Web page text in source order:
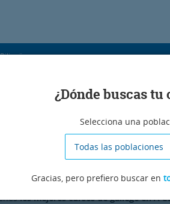
los mejores cursos de gallego en A
¿Dónde buscas tu
Selecciona una
Todas las poblaciones
Gracias, pero prefiero buscar en